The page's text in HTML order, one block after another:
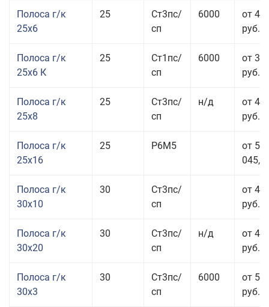
Полоса г/к
25x6
25
Ст3пс/
сп
6000
от 44
руб.
Полоса г/к
25x6 К
25
Ст1пс/
сп
6000
от 35
руб.
Полоса г/к
25x8
25
Ст3пс/
сп
н/д
от 44
руб.
Полоса г/к
25x16
25 Р6М5
от
Полоса г/к
30x10
30
Ст3пс/
сп
от 46
руб.
Полоса г/к
30x20
30
Ст3пс/
сп
н/д
от 44
руб.
Полоса г/к
30x3
30
Ст3пс/
сп
6000
от 50
руб.